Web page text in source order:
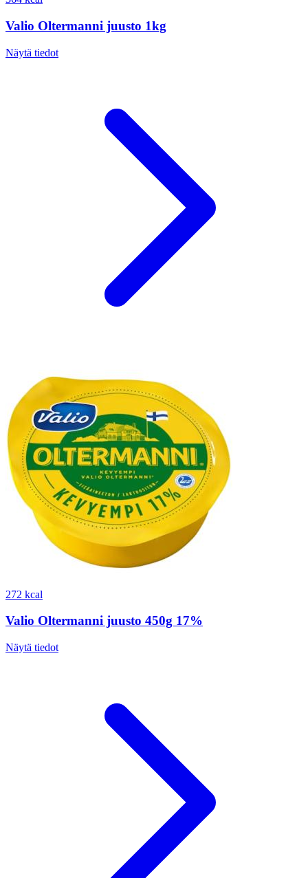
Valio Oltermanni juusto 1kg
Näytä tiedot
272 kcal
Valio Oltermanni juusto 450g 17%
Näytä tiedot